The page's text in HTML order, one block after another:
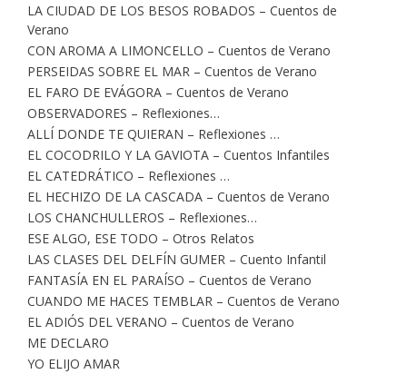
LA CIUDAD DE LOS BESOS ROBADOS – Cuentos de
Verano
CON AROMA A LIMONCELLO – Cuentos de Verano
PERSEIDAS SOBRE EL MAR – Cuentos de Verano
EL FARO DE EVÁGORA – Cuentos de Verano
OBSERVADORES – Reflexiones…
ALLÍ DONDE TE QUIERAN – Reflexiones …
EL COCODRILO Y LA GAVIOTA – Cuentos Infantiles
EL CATEDRÁTICO – Reflexiones …
EL HECHIZO DE LA CASCADA – Cuentos de Verano
LOS CHANCHULLEROS – Reflexiones…
ESE ALGO, ESE TODO – Otros Relatos
LAS CLASES DEL DELFÍN GUMER – Cuento Infantil
FANTASÍA EN EL PARAÍSO – Cuentos de Verano
CUANDO ME HACES TEMBLAR – Cuentos de Verano
EL ADIÓS DEL VERANO – Cuentos de Verano
ME DECLARO
YO ELIJO AMAR